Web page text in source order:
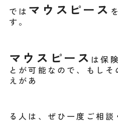
では マウスピース
す。
マウスピース は保
とが可能なので、もし
えがあ
る人は、ぜひ一度ご相談